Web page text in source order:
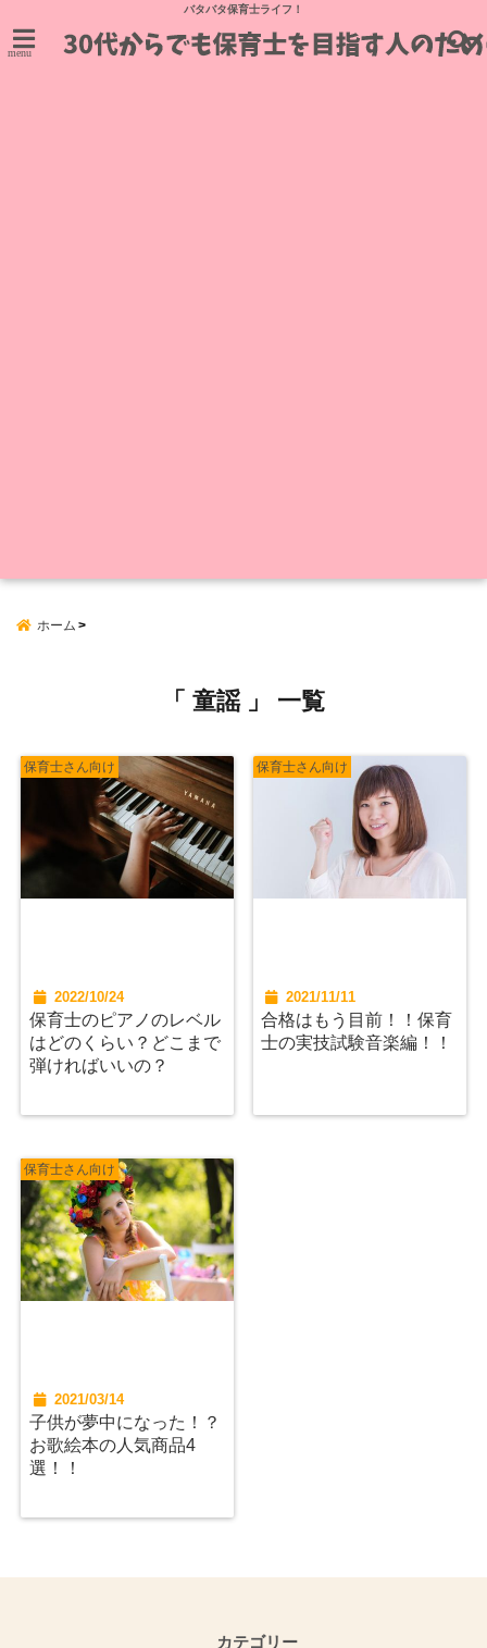
バタバタ保育士ライフ！
menu
ホーム
「 童謡 」 一覧
保育士さん向け
2022/10/24
保育士のピアノのレベル
はどのくらい？どこまで
弾ければいいの？
保育士さん向け
2021/11/11
合格はもう目前！！保育
士の実技試験音楽編！！
保育士さん向け
2021/03/14
子供が夢中になった！？
お歌絵本の人気商品4
選！！
カテゴリー